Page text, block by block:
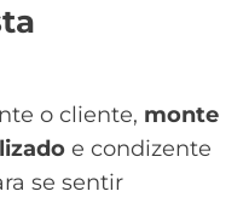
o cliente, monte
e condizente
se sentir